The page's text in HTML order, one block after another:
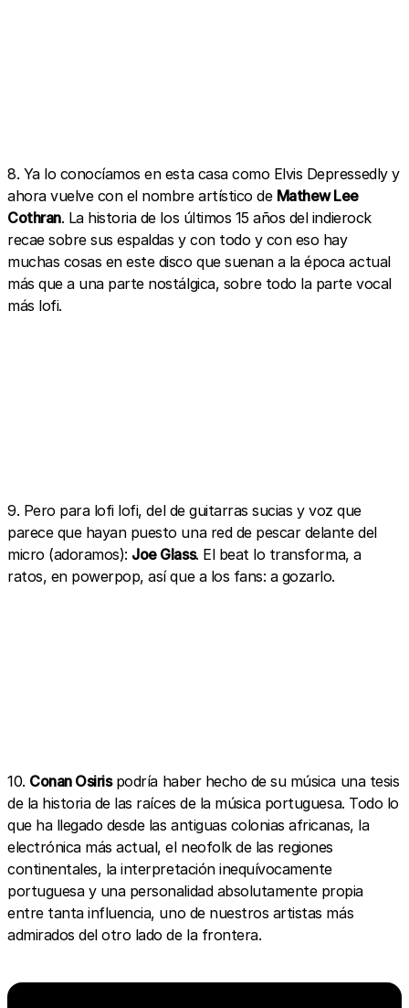
8. Ya lo conocíamos en esta casa como Elvis Depressedly y
ahora vuelve con el nombre artístico de Mathew Lee
Cothran. La historia de los últimos 15 años del indierock
recae sobre sus espaldas y con todo y con eso hay
muchas cosas en este disco que suenan a la época actual
más que a una parte nostálgica, sobre todo la parte vocal
más lofi.
9. Pero para lofi lofi, del de guitarras sucias y voz que
parece que hayan puesto una red de pescar delante del
micro (adoramos): Joe Glass. El beat lo transforma, a
ratos, en powerpop, así que a los fans: a gozarlo.
10. Conan Osirispodría haber hecho de su música una tesis
de la historia de las raíces de la música portuguesa. Todo lo
que ha llegado desde las antiguas colonias africanas, la
electrónica más actual, el neofolk de las regiones
continentales, la interpretación inequívocamente
portuguesa y una personalidad absolutamente propia
entre tanta influencia, uno de nuestros artistas más
admirados del otro lado de la frontera.